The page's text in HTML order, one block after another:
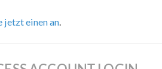
jetzt einen an.